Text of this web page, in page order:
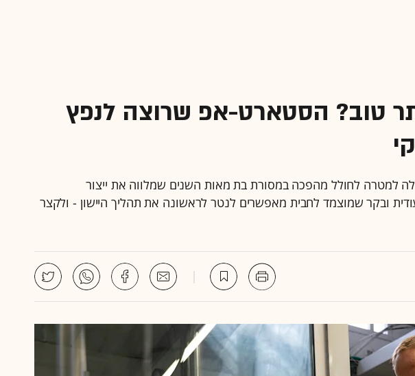
טוב? הסטארט-אפ שרוצה לנפץ
למטרה לחולל מהפכה במסורת בת מאות השנים שמלווה את ייצור
ובקר שמוצמד לחבית מאפשרים לנטר לראשונה את תהליך היישון - ולקצר